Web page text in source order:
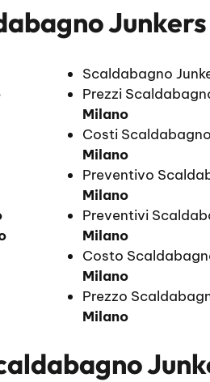
Scaldabagno
Prezzi
Milano
Costi
Milano
Preventivo
Milano
Preventivi
Milano
Costo
Milano
Prezzo
Milano